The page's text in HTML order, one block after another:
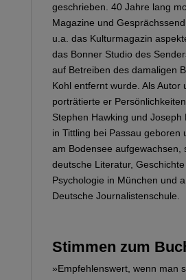
geschrieben. 40 Jahre lang
Magazine und
u.a. das Kulturmagazin
das Bonner Studio des
auf Betreiben des damaligen
Kohl entfernt wurde. Als Autor
porträtierte er
Stephen Hawking und Joseph
in Tittling bei Passau geboren
am Bodensee aufgewachsen,
deutsche Literatur,
Psychologie in München und
Deutsche Journalistenschule.
Stimmen zum
»Empfehlenswert, wenn man